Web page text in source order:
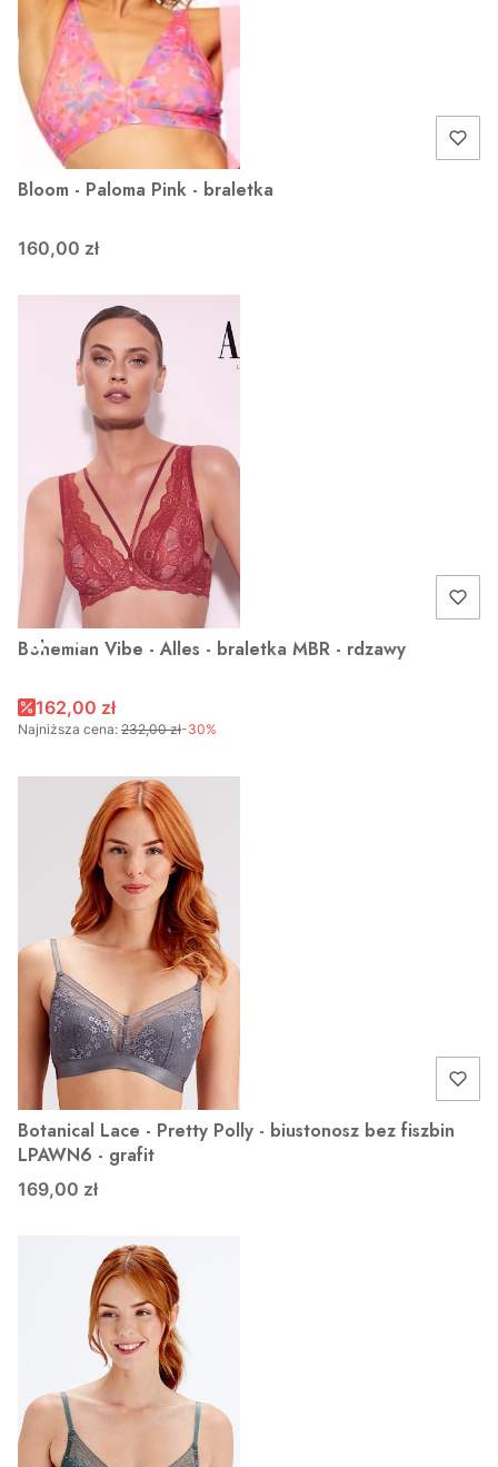
Bloom - Paloma Pink - braletka
160,00 zł
OKAZJA
Bohemian Vibe - Alles - braletka MBR - rdzawy
162,00 zł
Najniższa cena: 232,00 zł-30%
Botanical Lace - Pretty Polly - biustonosz bez fiszbin
LPAWN6 - grafit
169,00 zł